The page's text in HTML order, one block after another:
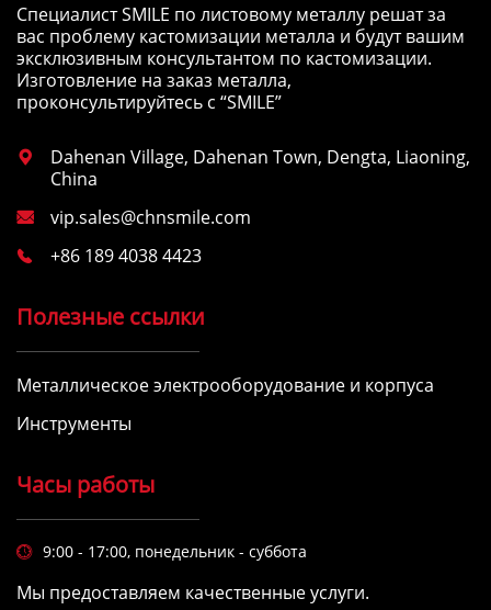
Специалист SMILE по листовому металлу решат за
вас проблему кастомизации металла и будут вашим
эксклюзивным консультантом по кастомизации.
Изготовление на заказ металла,
проконсультируйтесь с “SMILE”

Dahenan Village, Dahenan Town, Dengta, Liaoning,
China
 vip.sales@chnsmile.com
 +86 189 4038 4423
Полезные ссылки
Металлическое электрооборудование и корпуса
Инструменты
Часы работы
 9:00 - 17:00, понедельник - суббота
Мы предоставляем качественные услуги.